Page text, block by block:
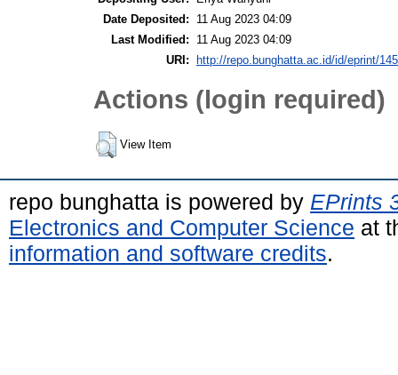
Date Deposited:
11 Aug 2023 04:09
Last Modified:
11 Aug 2023 04:09
URI:
http://repo.bunghatta.ac.id/id/eprint/
Actions (login required)
View Item
repo bunghatta is powered by EPrints
Electronics and Computer Science at
information and software credits.